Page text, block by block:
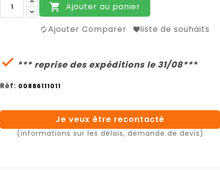
 Ajouter au panier
Ajouter Comparer liste de souhaits
 *** reprise des expéditions le 31/08***
Réf: 00886111011
Je veux être recontacté
(informations sur les délais, demande de devis)